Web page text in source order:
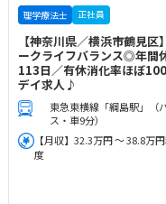
理学療法士 正社員
【神奈川県／横浜市鶴見区
ークライフバランス◎年間
113日／有休消化率ほぼ
デイ求人♪
東急東横線「綱島駅」（
ス・車9分）
【月収】32.3万円 ～ 38.8万
度